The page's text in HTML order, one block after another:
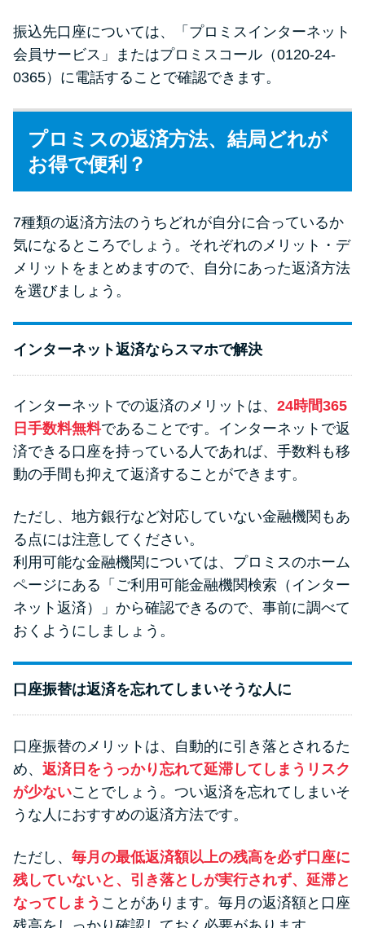
振込先口座については、「プロミスインターネット
会員サービス」またはプロミスコール（0120-24-
0365）に電話することで確認できます。
プロミスの返済方法、結局どれが
お得で便利？
7種類の返済方法のうちどれが自分に合っているか
気になるところでしょう。それぞれのメリット・デ
メリットをまとめますので、自分にあった返済方法
を選びましょう。
インターネット返済ならスマホで解決
インターネットでの返済のメリットは、 24時間365
日手数料無料であることです。インターネットで返
済できる口座を持っている人であれば、手数料も移
動の手間も抑えて返済することができます。
ただし、地方銀行など対応していない金融機関もあ
る点には注意してください。
利用可能な金融機関については、プロミスのホーム
ページにある「ご利用可能金融機関検索（インター
ネット返済）」から確認できるので、事前に調べて
おくようにしましょう。
口座振替は返済を忘れてしまいそうな人に
口座振替のメリットは、自動的に引き落とされるた
め、 返済日をうっかり忘れて延滞してしまうリスク
が少ないことでしょう。つい返済を忘れてしまいそ
うな人におすすめの返済方法です。
ただし、 毎月の最低返済額以上の残高を必ず口座に
残していないと、引き落としが実行されず、延滞と
なってしまう ことがあります。毎月の返済額と口座